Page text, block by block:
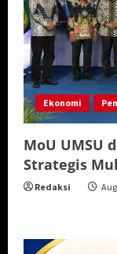
Ekonomi
MoU UMSU
Strategis
Redaksi